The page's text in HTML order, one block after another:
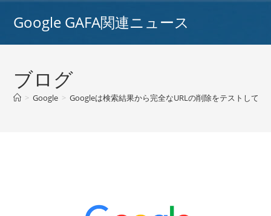
Google GAFA関連ニュース
ブログ
> Google > Googleは検索結果から完全なURLの削除をテストしてい